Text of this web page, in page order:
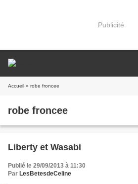
Publicité
Accueil » robe froncee
robe froncee
Liberty et Wasabi
Publié le 29/09/2013 à 11:30
Par LesBetesdeCeline